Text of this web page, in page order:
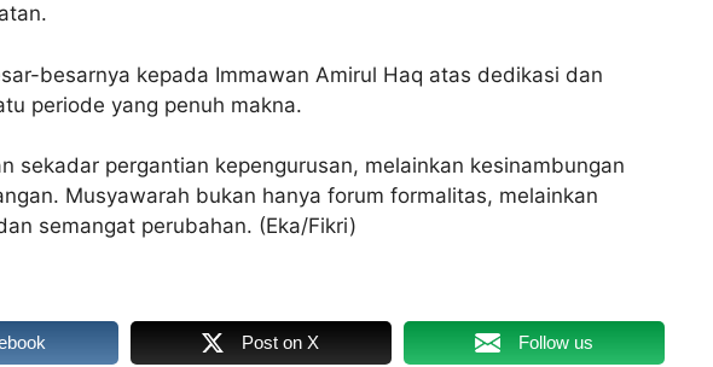
besarnya kepada Immawan Amirul Haq atas dedikasi dan
periode yang penuh makna.
sekadar pergantian kepengurusan, melainkan kesinambungan
Musyawarah bukan hanya forum formalitas, melainkan
semangat perubahan. (Eka/Fikri)
Post on X Follow us